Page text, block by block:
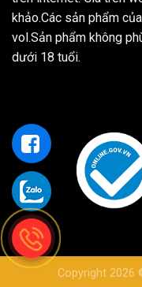
khảo.Các sản phẩm
vol.Sản phẩm không
dưới 18 tuổi.
Copyright 2026